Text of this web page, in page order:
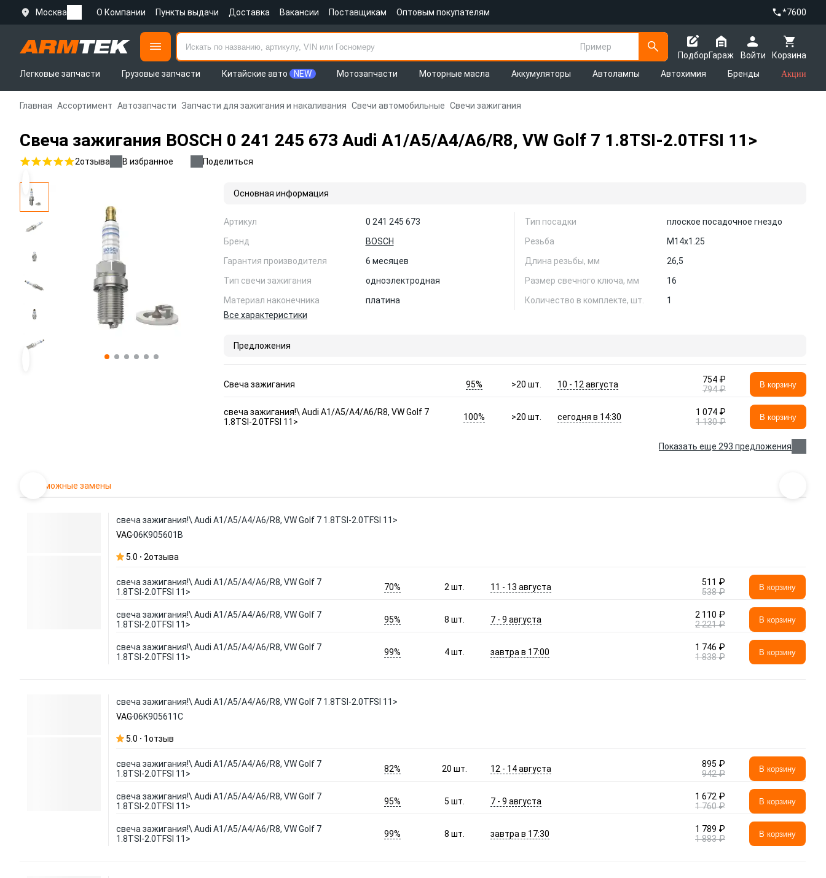
Москва О Компании Пункты выдачи Доставка Вакансии Поставщикам Оптовым покупателям *7600
Пример
Подбор
Корзина
Гараж
Войти
Легковые запчасти
Грузовые запчасти Китайские авто NEW Мотозапчасти Моторные масла Аккумуляторы Автолампы Автохимия Бренды Акции
Главная Ассортимент Автозапчасти Запчасти для зажигания и накаливания Свечи автомобильные Свечи зажигания
Свеча зажигания BOSCH 0 241 245 673 Audi A1/A5/A4/A6/R8, VW Golf 7 1.8TSI-2.0TFSI 11>
2отзыва В избранное Поделиться
Основная информация
Артикул
0 241 245 673
Бренд
BOSCH
Гарантия производителя
6 месяцев
Тип свечи зажигания
одноэлектродная
Материал наконечника
платина
Тип посадки
плоское посадочное гнездо
Резьба
M14x1.25
Длина резьбы, мм
26,5
Размер свечного ключа, мм
16
Количество в комплекте, шт.
1
Все характеристики
Предложения
Свеча зажигания 95% >20шт. 10 - 12 августа
754 ₽
794 ₽
В корзину
свеча зажигания!\ Audi A1/A5/A4/A6/R8, VW Golf 7
1.8TSI-2.0TFSI 11>
100% >20шт. сегодня в 14:30
1 074 ₽
1 130 ₽
В корзину
Показать еще 293 предложения
Возможные замены
свеча зажигания!\ Audi A1/A5/A4/A6/R8, VW Golf 7 1.8TSI-2.0TFSI 11>
VAG06K905601B
5.0 2отзыва
свеча зажигания!\ Audi A1/A5/A4/A6/R8, VW Golf 7
1.8TSI-2.0TFSI 11>
70% 2шт. 11 - 13 августа
511 ₽
538 ₽
В корзину
свеча зажигания!\ Audi A1/A5/A4/A6/R8, VW Golf 7
1.8TSI-2.0TFSI 11>
95% 8шт. 7 - 9 августа
2 110 ₽
2 221 ₽
В корзину
свеча зажигания!\ Audi A1/A5/A4/A6/R8, VW Golf 7
1.8TSI-2.0TFSI 11>
99% 4шт. завтра в 17:00
1 746 ₽
1 838 ₽
В корзину
свеча зажигания!\ Audi A1/A5/A4/A6/R8, VW Golf 7 1.8TSI-2.0TFSI 11>
VAG06K905611C
5.0 1отзыв
свеча зажигания!\ Audi A1/A5/A4/A6/R8, VW Golf 7
1.8TSI-2.0TFSI 11>
82% 20шт. 12 - 14 августа
895 ₽
942 ₽
В корзину
свеча зажигания!\ Audi A1/A5/A4/A6/R8, VW Golf 7
1.8TSI-2.0TFSI 11>
95% 5шт. 7 - 9 августа
1 672 ₽
1 760 ₽
В корзину
свеча зажигания!\ Audi A1/A5/A4/A6/R8, VW Golf 7
1.8TSI-2.0TFSI 11>
99% 8шт. завтра в 17:30
1 789 ₽
1 883 ₽
В корзину